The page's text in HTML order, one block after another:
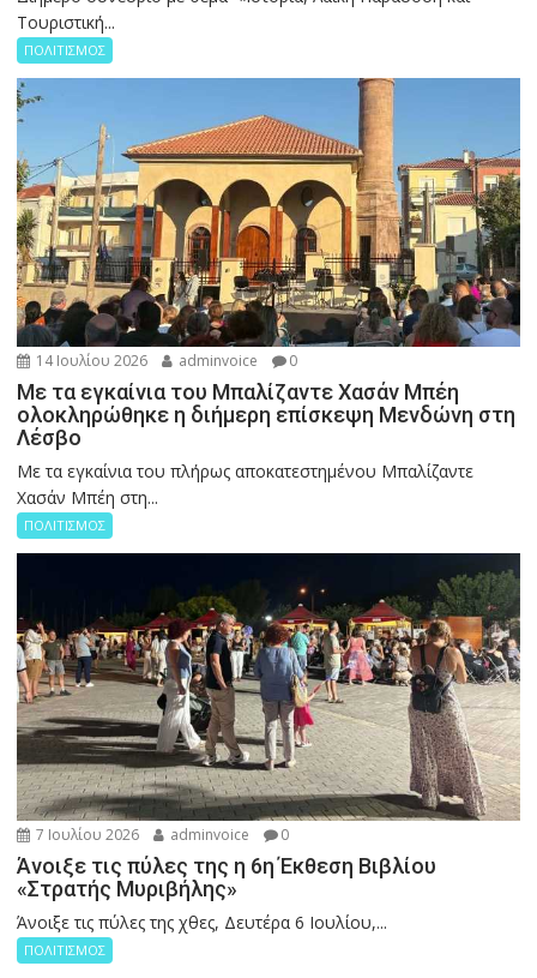
Τουριστική...
ΠΟΛΙΤΙΣΜΟΣ
14 Ιουλίου 2026 adminvoice 0
Με τα εγκαίνια του Μπαλίζαντε Χασάν Μπέη
ολοκληρώθηκε η διήμερη επίσκεψη Μενδώνη στη
Λέσβο
Με τα εγκαίνια του πλήρως αποκατεστημένου Μπαλίζαντε
Χασάν Μπέη στη...
ΠΟΛΙΤΙΣΜΟΣ
7 Ιουλίου 2026 adminvoice 0
Άνοιξε τις πύλες της η 6η Έκθεση Βιβλίου
«Στρατής Μυριβήλης»
Άνοιξε τις πύλες της χθες, Δευτέρα 6 Ιουλίου,...
ΠΟΛΙΤΙΣΜΟΣ